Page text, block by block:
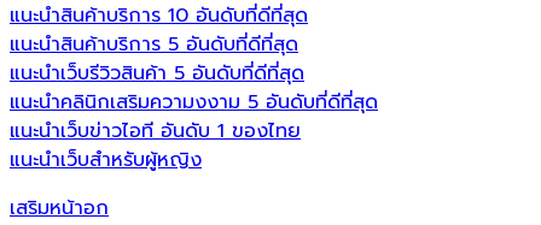
แนะนำสินค้าบริการ 10 อันดับที่ดีที่สุด
แนะนำสินค้าบริการ 5 อันดับที่ดีที่สุด
แนะนำเว็บรีวิวสินค้า 5 อันดับที่ดีที่สุด
แนะนำคลินิกเสริมความงงาม 5 อันดับที่ดีที่สุด
แนะนำเว็บข่าวไอที อันดับ 1 ของไทย
แนะนำเว็บสำหรับผู้หญิง
เสริมหน้าอก